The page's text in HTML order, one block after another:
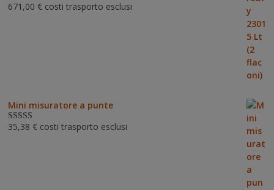
Valutato5.00
671,00 € costi trasporto esclusi
Mini misuratore a punte
Valutat
35,38 € costi trasporto esclusi